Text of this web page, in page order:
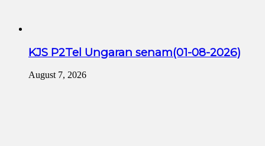
KJS P2Tel Ungaran senam(01-08-2026)
August 7, 2026